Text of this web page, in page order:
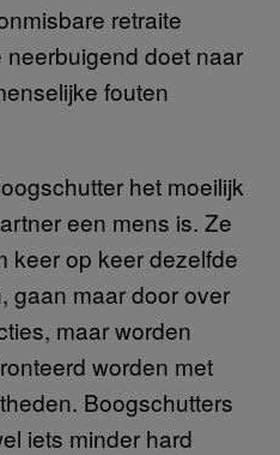
retraite
doet naar
fouten
het moeilijk
een mens is. Ze
keer op keer dezelfde
gaan maar door over
maar worden
worden met
Boogschutters
iets minder hard